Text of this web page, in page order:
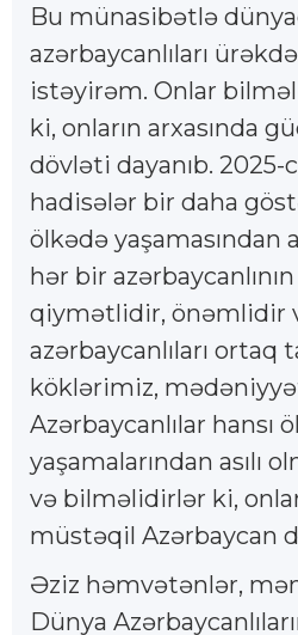
Bu münasibətlə
azərbaycanlıları
istəyirəm. Onlar
ki, onların arxasında
dövləti dayanıb. 2025-
hadisələr bir daha
ölkədə yaşamasından
hər bir
qiymətlidir, önəmlidir
azərbaycanlıları ortaq
köklərimiz,
Azərbaycanlılar hansı
yaşamalarından asılı
və bilməlidirlər ki,
müstəqil Azərbaycan
Əziz həmvətənlər,
Dünya